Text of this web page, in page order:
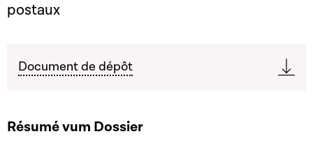
postaux
Document de dépôt
Résumé vum Dossier